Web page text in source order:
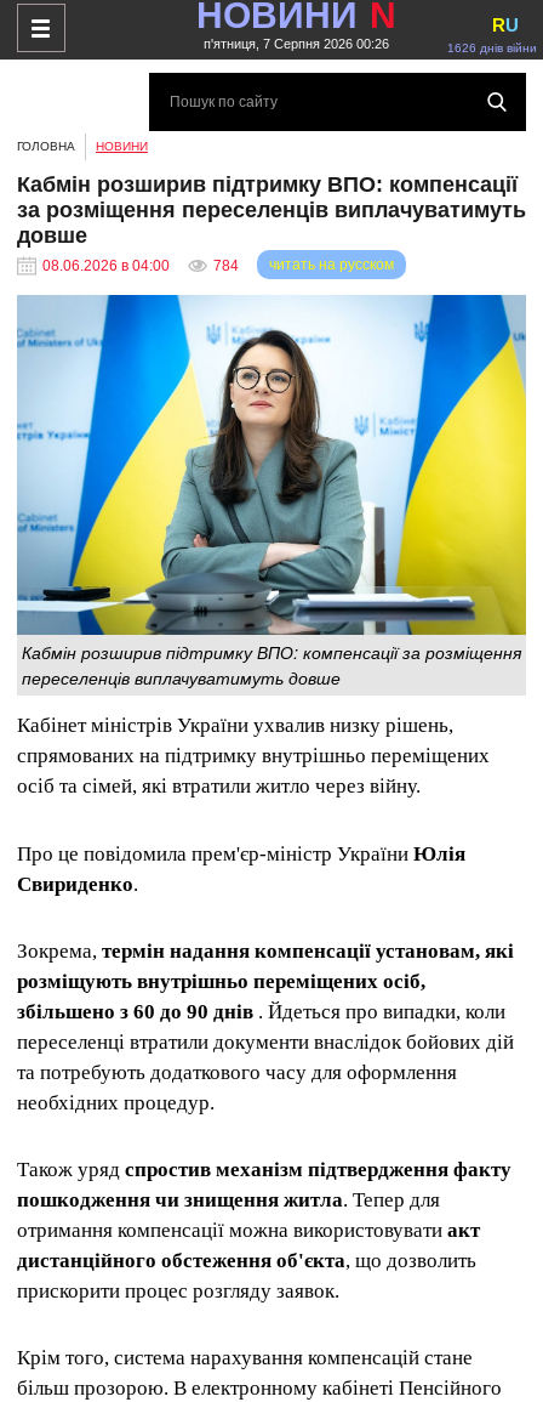
НОВИНИ N
п'ятниця, 7 Серпня 2026 00:26 1626 днів війни
RU
ГОЛОВНА НОВИНИ
Кабмін розширив підтримку ВПО: компенсації
за розміщення переселенців виплачуватимуть
довше
08.06.2026 в 04:00 784 читать на русском
Кабмін розширив підтримку ВПО: компенсації за розміщення
переселенців виплачуватимуть довше
Кабінет міністрів України ухвалив низку рішень,
спрямованих на підтримку внутрішньо переміщених
осіб та сімей, які втратили житло через війну.
Про це повідомила прем'єр-міністр України Юлія
Свириденко.
Зокрема, термін надання компенсації установам, які
розміщують внутрішньо переміщених осіб,
збільшено з 60 до 90 днів . Йдеться про випадки, коли
переселенці втратили документи внаслідок бойових дій
та потребують додаткового часу для оформлення
необхідних процедур.
Також уряд спростив механізм підтвердження факту
пошкодження чи знищення житла. Тепер для
отримання компенсації можна використовувати акт
дистанційного обстеження об'єкта, що дозволить
прискорити процес розгляду заявок.
Крім того, система нарахування компенсацій стане
більш прозорою. В електронному кабінеті Пенсійного